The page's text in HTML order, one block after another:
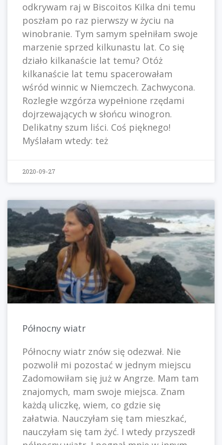
odkrywam raj w Biscoitos Kilka dni temu
poszłam po raz pierwszy w życiu na
winobranie. Tym samym spełniłam swoje
marzenie sprzed kilkunastu lat. Co się
działo kilkanaście lat temu? Otóż
kilkanaście lat temu spacerowałam
wśród winnic w Niemczech. Zachwycona.
Rozległe wzgórza wypełnione rzędami
dojrzewających w słońcu winogron.
Delikatny szum liści. Coś pięknego!
Myślałam wtedy: też
2020-09-27
Północny wiatr
Północny wiatr znów się odezwał. Nie
pozwolił mi pozostać w jednym miejscu
Zadomowiłam się już w Angrze. Mam tam
znajomych, mam swoje miejsca. Znam
każdą uliczkę, wiem, co gdzie się
załatwia. Nauczyłam się tam mieszkać,
nauczyłam się tam żyć. I wtedy przyszedł